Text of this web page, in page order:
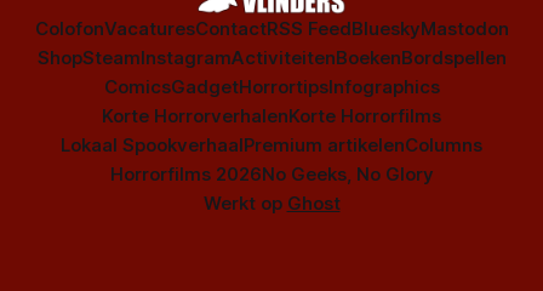
ColofonVacaturesContactRSS FeedBlueskyMastodon
ShopSteamInstagramActiviteitenBoekenBordspellen
ComicsGadgetHorrortipsInfographics
Korte HorrorverhalenKorte Horrorfilms
Lokaal SpookverhaalPremium artikelenColumns
Horrorfilms 2026No Geeks, No Glory
Werkt op Ghost